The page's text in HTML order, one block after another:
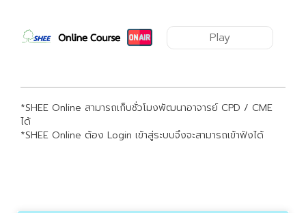
Play
*SHEE Online สามารถเก็บชั่วโมงพัฒนาอาจารย์ CPD / CME
ได้
*SHEE Online ต้อง Login เข้าสู่ระบบจึงจะสามารถเข้าฟังได้